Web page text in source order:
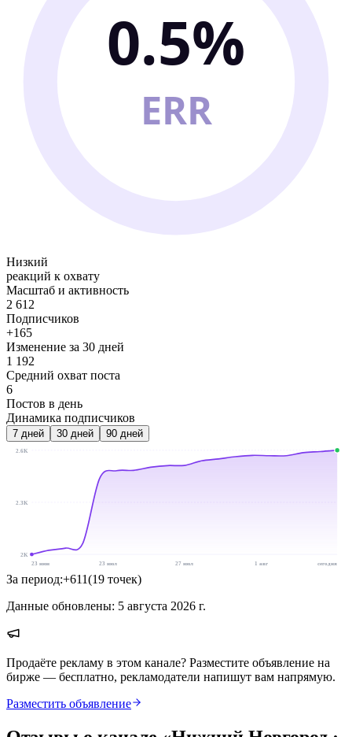
0.5%
ERR
Низкий
реакций к охвату
Масштаб и активность
2 612
Подписчиков
+165
Изменение за 30 дней
1 192
Средний охват поста
6
Постов в день
Динамика подписчиков
7 дней 30 дней 90 дней
2.6K
2.3K
2K
23 июн
23 июл 27 июл 1 авг сегодня
За период:+611(19 точек)
Данные обновлены: 5 августа 2026 г.
Продаёте рекламу в этом канале? Разместите объявление на
бирже — бесплатно, рекламодатели напишут вам напрямую.
Разместить объявление